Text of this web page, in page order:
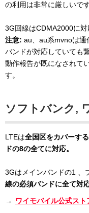
の利用は非常に厳しいです
3G回線はCDMA2000に対
注意: au、au系mvnoは通
バンドが対応していても
動作報告が既になされて
す。
ソフトバンク,
LTEは全国区をカバーす
ドの8の全てに対応。
3Gはメインバンドの1 、
線の必須バンドに全て対
→ ワイモバイル公式スト